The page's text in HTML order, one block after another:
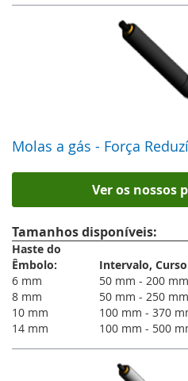
Molas a gás - Força
Ver os nossos
Tamanhos disponíveis:
Haste do
Êmbolo:
Intervalo,
6 mm
50 mm - 200 mm
8 mm
50 mm - 250 mm
10 mm
100 mm - 370
14 mm
100 mm - 500